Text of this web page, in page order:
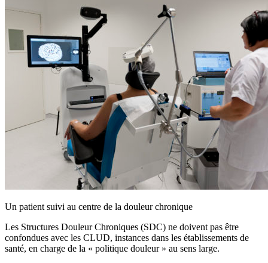
Un patient suivi au centre de la douleur chronique
Les Structures Douleur Chroniques (SDC) ne doivent pas être
confondues avec les CLUD, instances dans les établissements de
santé, en charge de la « politique douleur » au sens large.